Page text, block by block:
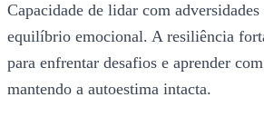
Capacidade de lidar com
equilíbrio emocional. A resiliência
para enfrentar desafios e aprender
mantendo a autoestima intacta.